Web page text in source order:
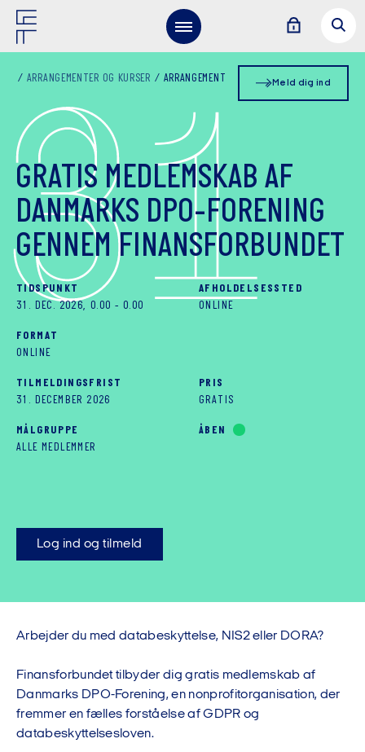
Meld dig ind
ARRANGEMENTER OG KURSER ARRANGEMENT
GRATIS MEDLEMSKAB AF
DANMARKS DPO-FORENING
GENNEM FINANSFORBUNDET
TIDSPUNKT
31. DEC. 2026, 0.00 - 0.00
FORMAT
ONLINE
AFHOLDELSESSTED
ONLINE
TILMELDINGSFRIST
31. DECEMBER 2026
PRIS
GRATIS
MÅLGRUPPE
ALLE MEDLEMMER
ÅBEN
31
Log ind og tilmeld
Arbejder du med databeskyttelse, NIS2 eller DORA?
Finansforbundet tilbyder dig gratis medlemskab af
Danmarks DPO-Forening, en nonprofitorganisation, der
fremmer en fælles forståelse af GDPR og
databeskyttelsesloven.